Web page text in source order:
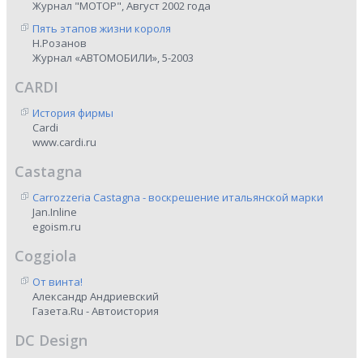
Журнал "МОТОР", Август 2002 года
Пять этапов жизни короля
Н.Розанов
Журнал «АВТОМОБИЛИ», 5-2003
CARDI
История фирмы
Cardi
www.cardi.ru
Castagna
Carrozzeria Castagna - воскрешение итальянской марки
Jan.Inline
egoism.ru
Coggiola
От винта!
Александр Андриевский
Газета.Ru - Автоистория
DC Design